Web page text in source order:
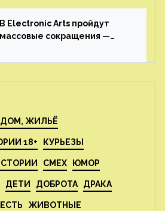
выставка не вернется
В Electronic Arts пройдут
массовые сокращения —
реструктуризацию
ДОМ, ЖИЛЬЁ
18+ КУРЬЕЗЫ
СМЕХ ЮМОР
ДЕТИ ДОБРОТА ДРАКА
ЖИВОТНЫЕ